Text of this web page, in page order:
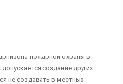
пожарной охраны в
создание других
не создавать в местных